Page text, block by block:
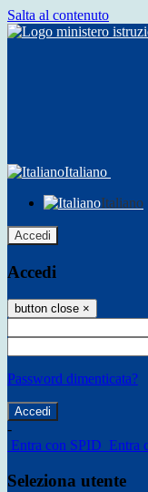
Salta al contenuto
Italiano
Italiano
Accedi
Accedi
button close ×
Password dimenticata?
-
Entra con SPID Entra
Seleziona utente